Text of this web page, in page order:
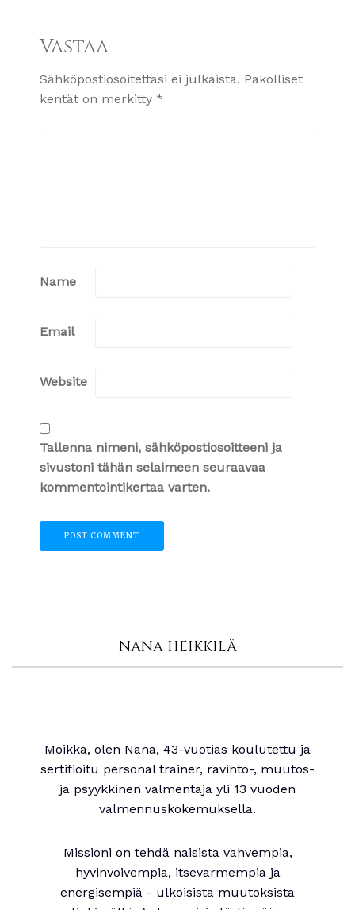
Vastaa
Sähköpostiosoitettasi ei julkaista. Pakolliset
kentät on merkitty *
Name
Email
Website
Tallenna nimeni, sähköpostiosoitteeni ja
sivustoni tähän selaimeen seuraavaa
kommentointikertaa varten.
NANA HEIKKILÄ
Moikka, olen Nana, 43-vuotias koulutettu ja
sertifioitu personal trainer, ravinto-, muutos-
ja psyykkinen valmentaja yli 13 vuoden
valmennuskokemuksella.
Missioni on tehdä naisista vahvempia,
hyvinvoivempia, itsevarmempia ja
energisempiä - ulkoisista muutoksista